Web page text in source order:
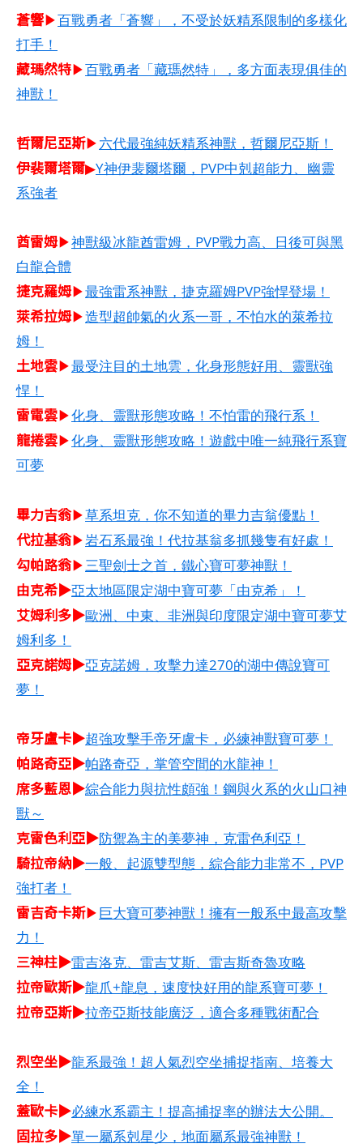
蒼響▶百戰勇者「蒼響」，不受於妖精系限制的多樣化
打手！
藏瑪然特▶百戰勇者「藏瑪然特」，多方面表現俱佳的
神獸！
哲爾尼亞斯​▶六代最強純妖精系神獸，哲爾尼亞斯！
伊裴爾塔爾▶Y神伊裴爾塔爾，PVP中剋超能力、幽靈
系強者
酋雷姆​▶神獸級冰龍酋雷姆，PVP戰力高、日後可與黑
白龍合體
捷克羅姆​▶最強雷系神獸，捷克羅姆PVP強悍登場！
萊希拉姆​▶造型超帥氣的火系一哥，不怕水的萊希拉
姆！
土地雲▶最受注目的土地雲，化身形態好用、靈獸強
悍！
雷電雲▶化身、靈獸形態攻略！不怕雷的飛行系！
龍捲雲▶化身、靈獸形態攻略！遊戲中唯一純飛行系寶
可夢
畢力吉翁▶草系坦克，你不知道的畢力吉翁優點！
代拉基翁▶岩石系最強！代拉基翁多抓幾隻有好處！
勾帕路翁▶三聖劍士之首，鐵心寶可夢神獸！
由克希▶亞太地區限定湖中寶可夢「由克希」！
艾姆利多▶歐洲、中東、非洲與印度限定湖中寶可夢艾
姆利多！
亞克諾姆▶亞克諾姆，攻擊力達270的湖中傳說寶可
夢！
帝牙盧卡▶超強攻擊手帝牙盧卡，必練神獸寶可夢！
帕路奇亞▶帕路奇亞，掌管空間的水龍神！
席多藍恩▶綜合能力與抗性頗強！鋼與火系的火山口神
獸～
克雷色利亞▶防禦為主的美夢神，克雷色利亞！
騎拉帝納▶一般、起源雙型態，綜合能力非常不，PVP
強打者！
雷吉奇卡斯▶巨大寶可夢神獸！擁有一般系中最高攻擊
力！
三神柱▶雷吉洛克、雷吉艾斯、雷吉斯奇魯攻略
拉帝歐斯▶龍爪+龍息，速度快好用的龍系寶可夢！
拉帝亞斯▶拉帝亞斯技能廣泛，適合多種戰術配合
烈空坐▶龍系最強！超人氣烈空坐捕捉指南、培養大
全！
蓋歐卡▶必練水系霸主！提高捕捉率的辦法大公開。
固拉多▶單一屬系剋星少，地面屬系最強神獸！